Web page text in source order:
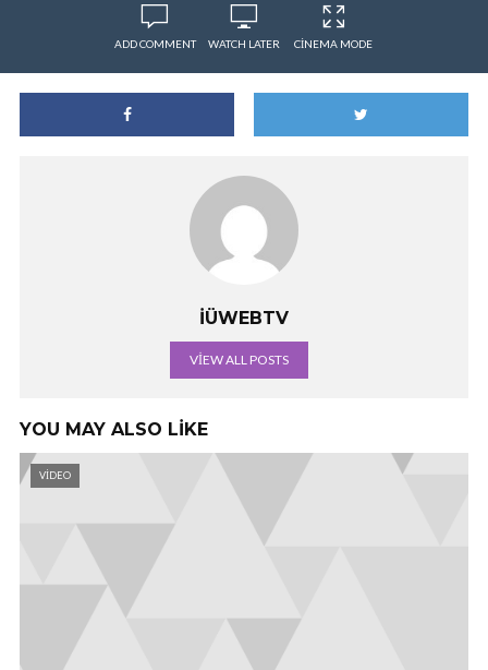
ADD COMMENT WATCH LATER CINEMA MODE
İÜWEBTV
VIEW ALL POSTS
YOU MAY ALSO LIKE
VIDEO